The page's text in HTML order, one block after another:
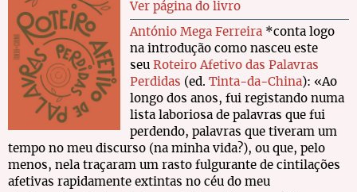
Ver página do livro
António Mega Ferreira *conta logo
na introdução como nasceu este
seu Roteiro Afetivo das Palavras
Perdidas (ed. Tinta-da-China): «Ao
longo dos anos, fui registando numa
lista laboriosa de palavras que fui
perdendo, palavras que tiveram um
tempo no meu discurso (na minha vida?), ou que, pelo
menos, nela traçaram um rasto fulgurante de cintilações
afetivas rapidamente extintas no céu do meu